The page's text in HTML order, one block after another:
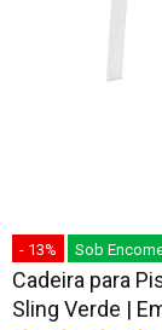
- 13% Sob
Cadeira para
Sling Verde |